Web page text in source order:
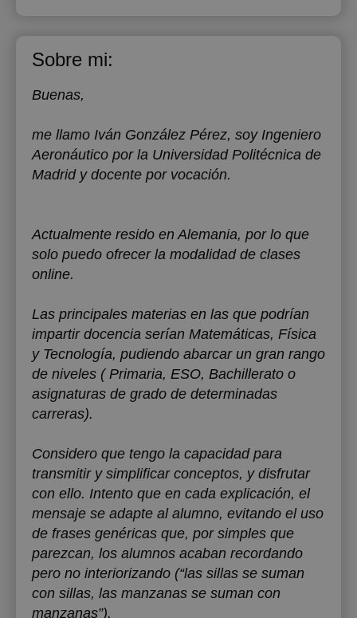
Sobre mi:
Buenas,
me llamo Iván González Pérez, soy Ingeniero
Aeronáutico por la Universidad Politécnica de
Madrid y docente por vocación.
Actualmente resido en Alemania, por lo que
solo puedo ofrecer la modalidad de clases
online.
Las principales materias en las que podrían
impartir docencia serían Matemáticas, Física
y Tecnología, pudiendo abarcar un gran rango
de niveles ( Primaria, ESO, Bachillerato o
asignaturas de grado de determinadas
carreras).
Considero que tengo la capacidad para
transmitir y simplificar conceptos, y disfrutar
con ello. Intento que en cada explicación, el
mensaje se adapte al alumno, evitando el uso
de frases genéricas que, por simples que
parezcan, los alumnos acaban recordando
pero no interiorizando (“las sillas se suman
con sillas, las manzanas se suman con
manzanas”).